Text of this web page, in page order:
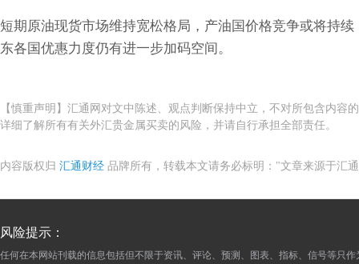
短期原油现货市场维持宽松格局，产油国价格竞争或将持
东各国优惠力度仍有进一步加码空间。
【慎重声明】汇通网对文中陈述、观点判断保持中立，不对所包含内
详细了解所有有关外汇贵金属买卖的风险，并请自行承担全部责任。
内容版权归 汇通财经 品牌所有，转载本文请务必标明："文章来源于汇
风险提示：
任何在本网站刊载的信息包括但不限于资讯、评论、预测、图表、指标、信号等只